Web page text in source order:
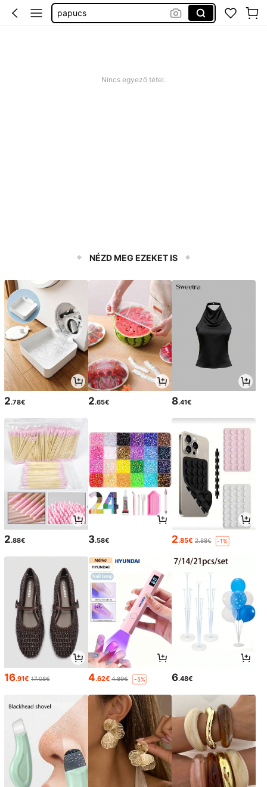
papucs
Nincs egyező tétel.
NÉZD MEG EZEKET IS
2.78€ 2.65€ 8.41€
2.88€ 3.58€ 2.85€ 2.88€ -1%
16.91€ 17.08€ 4.62€ 4.89€ -5% 6.48€